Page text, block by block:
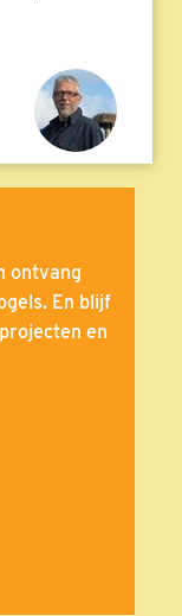
ontvang
En blijf
en